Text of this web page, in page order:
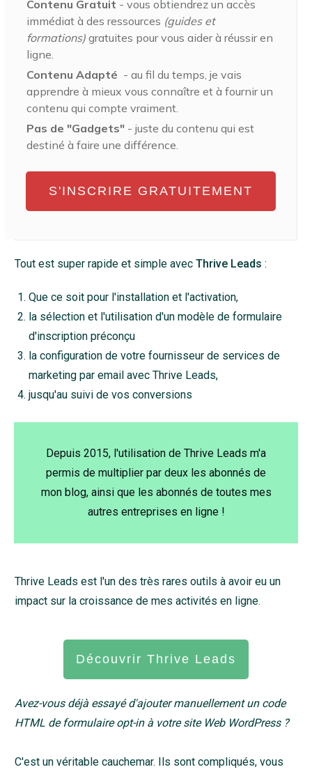
Contenu Gratuit - vous obtiendrez un accès
immédiat à des ressources (guides et
formations) gratuites pour vous aider à réussir en
ligne.
Contenu Adapté - au fil du temps, je vais
apprendre à mieux vous connaître et à fournir un
contenu qui compte vraiment.
Pas de "Gadgets" - juste du contenu qui est
destiné à faire une différence.
S'INSCRIRE GRATUITEMENT
Tout est super rapide et simple avec Thrive Leads :
Que ce soit pour l'installation et l'activation,
la sélection et l'utilisation d'un modèle de formulaire
d'inscription préconçu
la configuration de votre fournisseur de services de
marketing par email avec Thrive Leads,
jusqu'au suivi de vos conversions
Depuis 2015, l'utilisation de Thrive Leads m'a
permis de multiplier par deux les abonnés de
mon blog, ainsi que les abonnés de toutes mes
autres entreprises en ligne !
Thrive Leads est l'un des très rares outils à avoir eu un
impact sur la croissance de mes activités en ligne.
Découvrir Thrive Leads
Avez-vous déjà essayé d'ajouter manuellement un code
HTML de formulaire opt-in à votre site Web WordPress ?
C'est un véritable cauchemar. Ils sont compliqués, vous